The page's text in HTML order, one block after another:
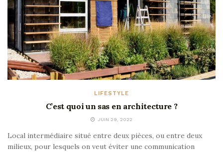
LIFESTYLE
C’est quoi un sas en architecture ?
JUIN 29, 2022
Local intermédiaire situé entre deux pièces, ou entre deux
milieux, pour lesquels on veut éviter une communication